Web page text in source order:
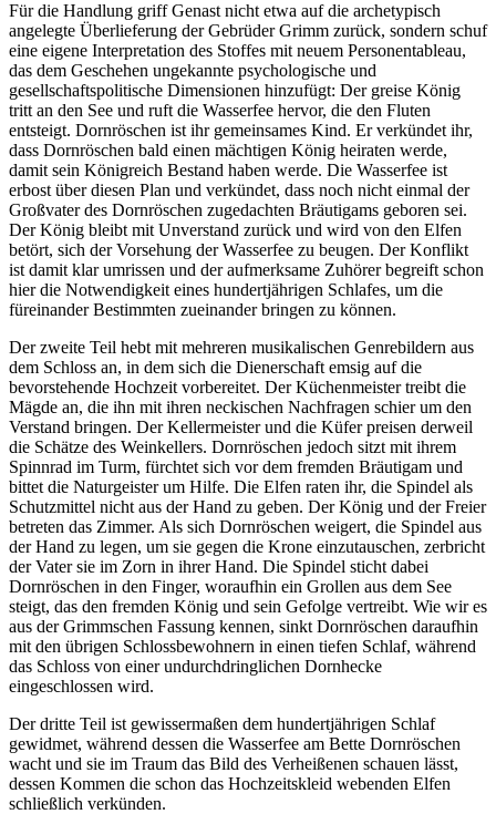
Für die Handlung griff Genast nicht etwa auf die archetypisch
angelegte Überlieferung der Gebrüder Grimm zurück, sondern schuf
eine eigene Interpretation des Stoffes mit neuem Personentableau,
das dem Geschehen ungekannte psychologische und
gesellschaftspolitische Dimensionen hinzufügt: Der greise König
tritt an den See und ruft die Wasserfee hervor, die den Fluten
entsteigt. Dornröschen ist ihr gemeinsames Kind. Er verkündet ihr,
dass Dornröschen bald einen mächtigen König heiraten werde,
damit sein Königreich Bestand haben werde. Die Wasserfee ist
erbost über diesen Plan und verkündet, dass noch nicht einmal der
Großvater des Dornröschen zugedachten Bräutigams geboren sei.
Der König bleibt mit Unverstand zurück und wird von den Elfen
betört, sich der Vorsehung der Wasserfee zu beugen. Der Konflikt
ist damit klar umrissen und der aufmerksame Zuhörer begreift schon
hier die Notwendigkeit eines hundertjährigen Schlafes, um die
füreinander Bestimmten zueinander bringen zu können.
Der zweite Teil hebt mit mehreren musikalischen Genrebildern aus
dem Schloss an, in dem sich die Dienerschaft emsig auf die
bevorstehende Hochzeit vorbereitet. Der Küchenmeister treibt die
Mägde an, die ihn mit ihren neckischen Nachfragen schier um den
Verstand bringen. Der Kellermeister und die Küfer preisen derweil
die Schätze des Weinkellers. Dornröschen jedoch sitzt mit ihrem
Spinnrad im Turm, fürchtet sich vor dem fremden Bräutigam und
bittet die Naturgeister um Hilfe. Die Elfen raten ihr, die Spindel als
Schutzmittel nicht aus der Hand zu geben. Der König und der Freier
betreten das Zimmer. Als sich Dornröschen weigert, die Spindel aus
der Hand zu legen, um sie gegen die Krone einzutauschen, zerbricht
der Vater sie im Zorn in ihrer Hand. Die Spindel sticht dabei
Dornröschen in den Finger, woraufhin ein Grollen aus dem See
steigt, das den fremden König und sein Gefolge vertreibt. Wie wir es
aus der Grimmschen Fassung kennen, sinkt Dornröschen daraufhin
mit den übrigen Schlossbewohnern in einen tiefen Schlaf, während
das Schloss von einer undurchdringlichen Dornhecke
eingeschlossen wird.
Der dritte Teil ist gewissermaßen dem hundertjährigen Schlaf
gewidmet, während dessen die Wasserfee am Bette Dornröschen
wacht und sie im Traum das Bild des Verheißenen schauen lässt,
dessen Kommen die schon das Hochzeitskleid webenden Elfen
schließlich verkünden.